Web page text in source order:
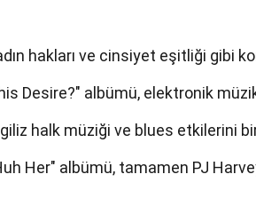
hakları ve cinsiyet eşitliği gibi
Desire?" albümü, elektronik
halk müziği ve blues etkilerini
Her" albümü, tamamen PJ